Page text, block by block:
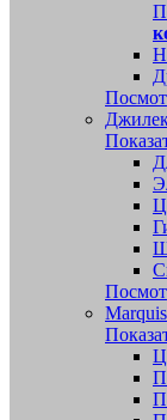
Marquis